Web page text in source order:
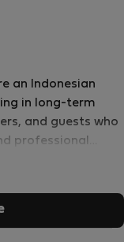
an Indonesian
in long-term
and guests who
professional
guest ratings.
expertise